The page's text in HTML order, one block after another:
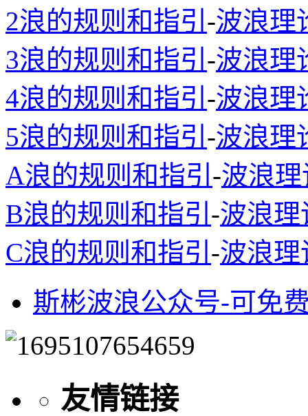
2浪的规则和指引 -波浪理
3浪的规则和指引 -波浪理
4浪的规则和指引 -波浪理
5浪的规则和指引 -波浪理
A浪的规则和指引 -波浪
B浪的规则和指引 -波浪
C浪的规则和指引 -波浪理
斯彬波浪公众号-可免
友情链接